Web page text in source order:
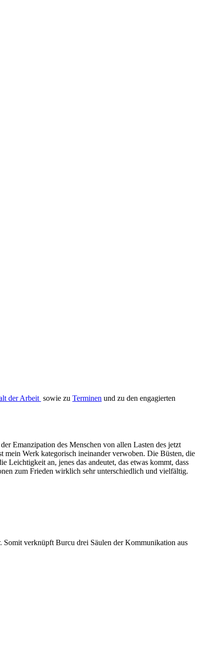
der Arbeit sowie zu Terminen und zu den engagierten
Emanzipation des Menschen von allen Lasten des jetzt
mein Werk kategorisch ineinander verwoben. Die Büsten, die
an, jenes das andeutet, das etwas kommt, dass
zum Frieden wirklich sehr unterschiedlich und vielfältig.
verknüpft Burcu drei Säulen der Kommunikation aus